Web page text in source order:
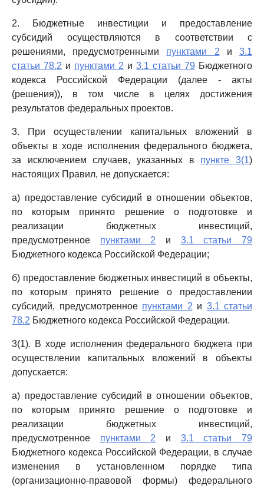
2. Бюджетные инвестиции и предоставление
субсидий осуществляются в соответствии с
решениями, предусмотренными пунктами 2 и3.1
статьи 78.2 и пунктами 2 и 3.1 статьи 79 Бюджетного
кодекса Российской Федерации (далее - акты
(решения)), в том числе в целях достижения
результатов федеральных проектов.
3. При осуществлении капитальных вложений в
объекты в ходе исполнения федерального бюджета,
за исключением случаев, указанных в пункте 3(1)
настоящих Правил, не допускается:
а) предоставление субсидий в отношении объектов,
по которым принято решение о подготовке и
реализации бюджетных инвестиций,
предусмотренное пунктами 2 и 3.1 статьи 79
Бюджетного кодекса Российской Федерации;
б) предоставление бюджетных инвестиций в объекты,
по которым принято решение о предоставлении
субсидий, предусмотренное пунктами 2 и 3.1 статьи
78.2 Бюджетного кодекса Российской Федерации.
3(1). В ходе исполнения федерального бюджета при
осуществлении капитальных вложений в объекты
допускается:
а) предоставление субсидий в отношении объектов,
по которым принято решение о подготовке и
реализации бюджетных инвестиций,
предусмотренное пунктами 2 и 3.1 статьи 79
Бюджетного кодекса Российской Федерации, в случае
изменения в установленном порядке типа
(организационно-правовой формы) федерального